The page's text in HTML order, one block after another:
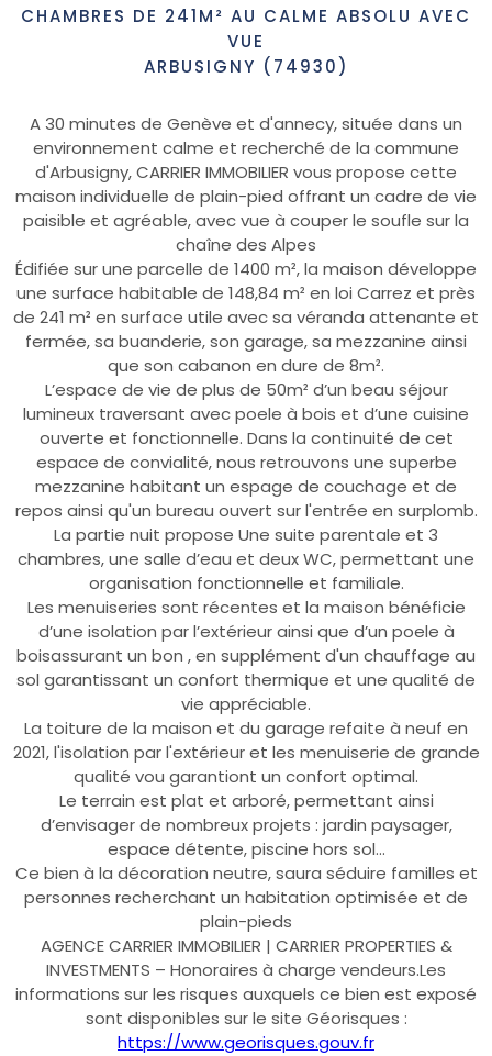
CHAMBRES DE 241M² AU CALME ABSOLU AVEC
VUE
ARBUSIGNY (74930)
A 30 minutes de Genève et d'annecy, située dans un
environnement calme et recherché de la commune
d'Arbusigny, CARRIER IMMOBILIER vous propose cette
maison individuelle de plain-pied offrant un cadre de vie
paisible et agréable, avec vue à couper le soufle sur la
chaîne des Alpes
Édifiée sur une parcelle de 1400 m², la maison développe
une surface habitable de 148,84 m² en loi Carrez et près
de 241 m² en surface utile avec sa véranda attenante et
fermée, sa buanderie, son garage, sa mezzanine ainsi
que son cabanon en dure de 8m².
L’espace de vie de plus de 50m² d’un beau séjour
lumineux traversant avec poele à bois et d’une cuisine
ouverte et fonctionnelle. Dans la continuité de cet
espace de convialité, nous retrouvons une superbe
mezzanine habitant un espage de couchage et de
repos ainsi qu'un bureau ouvert sur l'entrée en surplomb.
La partie nuit propose Une suite parentale et 3
chambres, une salle d’eau et deux WC, permettant une
organisation fonctionnelle et familiale.
Les menuiseries sont récentes et la maison bénéficie
d’une isolation par l’extérieur ainsi que d’un poele à
boisassurant un bon , en supplément d'un chauffage au
sol garantissant un confort thermique et une qualité de
vie appréciable.
La toiture de la maison et du garage refaite à neuf en
2021, l'isolation par l'extérieur et les menuiserie de grande
qualité vou garantiont un confort optimal.
Le terrain est plat et arboré, permettant ainsi
d’envisager de nombreux projets : jardin paysager,
espace détente, piscine hors sol...
Ce bien à la décoration neutre, saura séduire familles et
personnes recherchant un habitation optimisée et de
plain-pieds
AGENCE CARRIER IMMOBILIER | CARRIER PROPERTIES &
INVESTMENTS – Honoraires à charge vendeurs.Les
informations sur les risques auxquels ce bien est exposé
sont disponibles sur le site Géorisques :
https://www.georisques.gouv.fr